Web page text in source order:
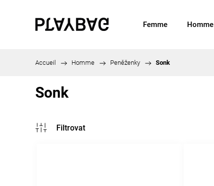
Femme Homme
Accueil / Homme / Peněženky / Sonk
Sonk